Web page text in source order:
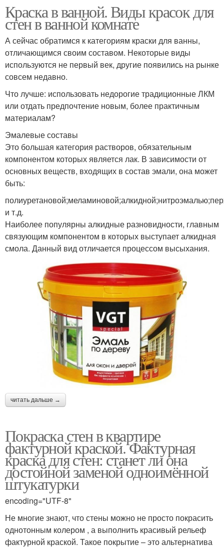
Краска в ванной. Виды красок для
стен в ванной комнате
А сейчас обратимся к категориям краски для ванны,
отличающимся своим составом. Некоторые виды
используются не первый век, другие появились на рынке
совсем недавно.
Что лучше: использовать недорогие традиционные ЛКМ
или отдать предпочтение новым, более практичным
материалам?
Эмалевые составы
Это большая категория растворов, обязательным
компонентом которых является лак. В зависимости от
основных веществ, входящих в состав эмали, она может
быть:
и т.д.
Наиболее популярны алкидные разновидности, главным
связующим компонентом в которых выступает алкидная
смола. Данный вид отличается процессом высыхания.
читать дальше →
Покраска стен в квартире
фактурной краской. Фактурная
краска для стен: станет ли она
достойной заменой одноимённой
штукатурки
encoding="UTF-8"
Не многие знают, что стены можно не просто покрасить
однотонным колером , а выполнить красивый рельеф
фактурной краской. Такое покрытие – это альтернатива